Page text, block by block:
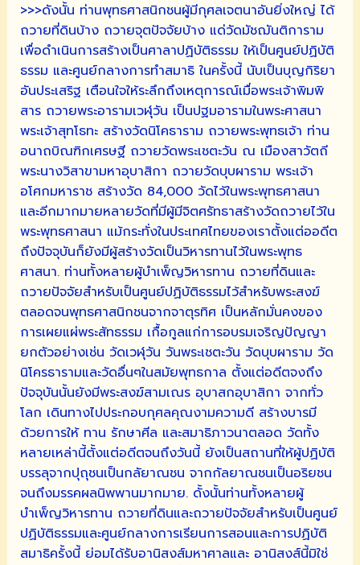
>>>ดังนั้น ท่านพุทธศาสนิกชนผู้มีกุศลเจตนาอันยิ่งใหญ่ ได้
ถวายที่ดินบ้าง ถวายจุตปัจจัยบ้าง แด่วัดมัชฌันติการาม
เพื่อดำเนินการสร้างเป็นศาลาปฏิบัติธรรม ให้เป็นศูนย์ปฏิบัติ
ธรรม และศูนย์กลางการทำสมาธิ ในครั้งนี้ นับเป็นบุญกิริยา
อันประเสริฐ เตือนใจให้ระลึกถึงเหตุการณ์เมื่อพระเจ้าพิมพิ
สาร ถวายพระอารามเวฬุวัน เป็นปฐมอารามในพระศาสนา
พระเจ้าสุทโธทะ สร้างวัดนิโคธาราม ถวายพระพุทธเจ้า ท่าน
อนาถบิณฑิกเศรษฐี ถวายวัดพระเชตะวัน ณ เมืองสาวัตถี
พระนางวิสาขามหาอุบาสิกา ถวายวัดบุบผาราม พระเจ้า
อโศกมหาราช สร้างวัด 84,000 วัดไว้ในพระพุทธศาสนา
และอีกมากมายหลายวัดที่มีผู้มีจิตศรัทธาสร้างวัดถวายไว้ใน
พระพุทธศาสนา แม้กระทั่งในประเทศไทยของเราตั้งแต่ออดีต
ถึงปัจจุบันก็ยังมีผู้สร้างวัดเป็นวิหารทานไว้ในพระพุทธ
ศาสนา. ท่านทั้งหลายผู้บำเพ็ญวิหารทาน ถวายที่ดินและ
ถวายปัจจัยสำหรับเป็นศูนย์ปฏิบัติธรรมไว้สำหรับพระสงฆ์
ตลอดจนพุทธศาสนิกชนจากจาตุรทิศ เป็นหลักมั่นคงของ
การเผยแผ่พระสัทธรรม เกื้อกูลแก่การอบรมเจริญปัญญา
ยกตัวอย่างเช่น วัดเวฬุวัน วันพระเชตะวัน วัดบุบผาราม วัด
นิโครธารามและวัดอื่นๆในสมัยพุทธกาล ตั้งแต่อดีตจงถึง
ปัจจุบันนั้นยังมีพระสงฆ์สามเณร อุบาสกอุบาสิกา จากทั่ว
โลก เดินทางไปประกอบกุศลคุณงามความดี สร้างบารมี
ด้วยการให้ ทาน รักษาศีล และสมาธิภาวนาตลอด วัดทั้ง
หลายเหล่านี้ตั้งแต่อดีตจนถึงวันนี้ ยังเป็นสถานที่ให้ผู้ปฏิบัติ
บรรลุจากปุถุชนเป็นกลัยาณชน จากกัลยาณชนเป็นอริยชน
จนถึงมรรคผลนิพพานมากมาย. ดั้งนั้นท่านทั้งหลายผู้
บำเพ็ญวิหารทาน ถวายที่ดินและถวายปัจจัยสำหรับเป็นศูนย์
ปฏิบัติธรรมและศูนย์กลางการเรียนการสอนและการปฏิบัติ
สมาธิครั้งนี้ ย่อมได้รับอานิสงส์มหาศาลและ อานิสงส์นี้มิใช่